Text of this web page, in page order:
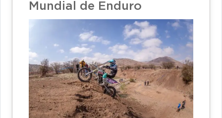
Mundial de Enduro